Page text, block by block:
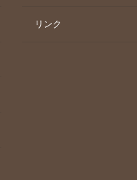
リンク